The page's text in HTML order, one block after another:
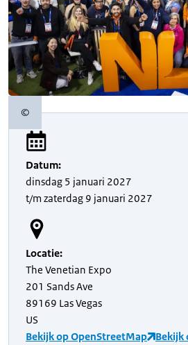
©Copyrightinformatie
Datum:
dinsdag 5 januari 2027
t/m zaterdag 9 januari 2027
Locatie:
The Venetian Expo
201 Sands Ave
89169 Las Vegas
US
Bekijk op OpenStreetMap
Bekijk